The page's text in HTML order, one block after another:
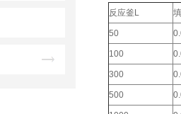
反应釜L
50
100
300
500